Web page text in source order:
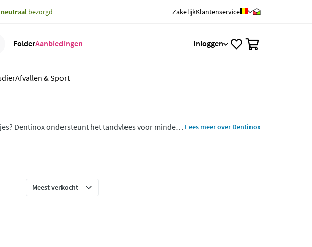
neutraal bezorgd ZakelijkKlantenservice
FolderAanbiedingen Inloggen
Afvallen & Sport
Dentinox ondersteunt het tandvlees voor minder
en kiezen. Makkelijk in gebruik en suikervrij.
Lees meer over Dentinox